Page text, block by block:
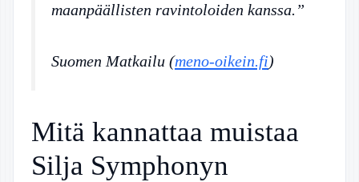
maanpäällisten ravintoloiden kanssa.”
Suomen Matkailu (meno-oikein.fi)
Mitä kannattaa muistaa
Silja Symphonyn